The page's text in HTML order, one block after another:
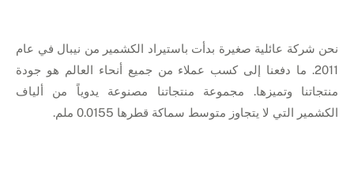
نحن شركة عائلية صغيرة بدأت باستيراد الكشمير من نيبال في عام
2011. ما دفعنا إلى كسب عملاء من جميع أنحاء العالم هو جودة
منتجاتنا وتميزها. مجموعة منتجاتنا مصنوعة يدوياً من ألياف
الكشمير التي لا يتجاوز متوسط سماكة قطرها 0.0155 ملم.